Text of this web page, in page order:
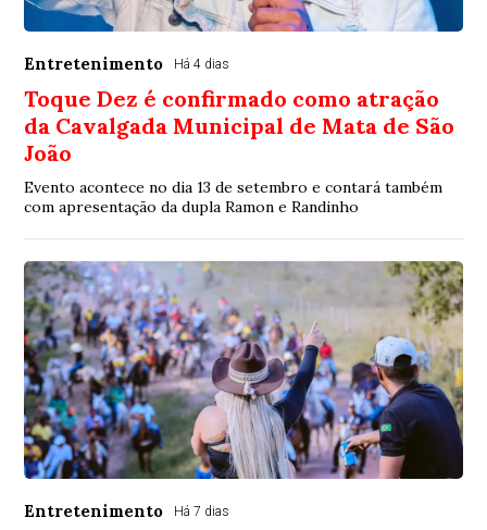
Entretenimento Há 4 dias
Toque Dez é confirmado como atração
da Cavalgada Municipal de Mata de São
João
Evento acontece no dia 13 de setembro e contará também
com apresentação da dupla Ramon e Randinho
Entretenimento Há 7 dias